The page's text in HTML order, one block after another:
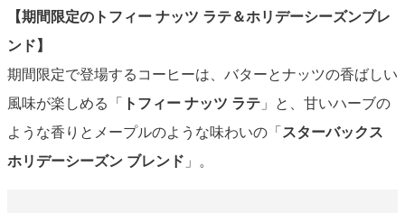
【期間限定のトフィー ナッツ ラテ＆ホリデーシーズンブレ
ンド】
期間限定で登場するコーヒーは、バターとナッツの香ばしい
風味が楽しめる「 トフィー ナッツ ラテ」と、甘いハーブの
ような香りとメープルのような味わいの「スターバックス
ホリデーシーズン ブレンド 」。